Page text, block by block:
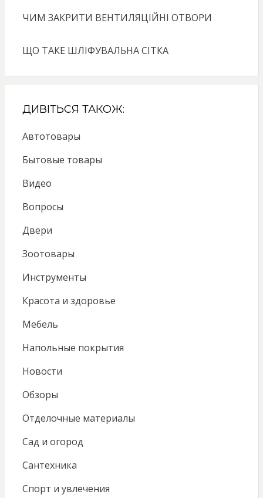
ЧИМ ЗАКРИТИ ВЕНТИЛЯЦІЙНІ ОТВОРИ
ЩО ТАКЕ ШЛІФУВАЛЬНА СІТКА
ДИВІТЬСЯ ТАКОЖ:
Автотовары
Бытовые товары
Видео
Вопросы
Двери
Зоотовары
Инструменты
Красота и здоровье
Мебель
Напольные покрытия
Новости
Обзоры
Отделочные материалы
Сад и огород
Сантехника
Спорт и увлечения